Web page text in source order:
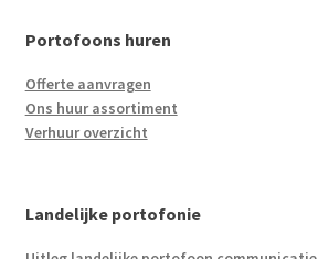
Portofoons huren
Offerte aanvragen
Ons huur assortiment
Verhuur overzicht
Landelijke portofonie